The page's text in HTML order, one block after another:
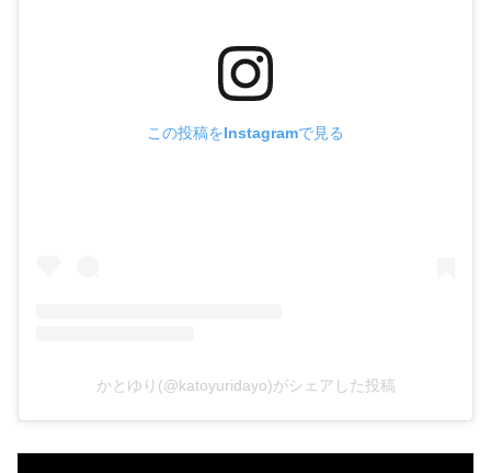
この投稿をInstagramで見る
かとゆり(@katoyuridayo)がシェアした投稿